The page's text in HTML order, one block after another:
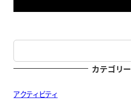
検
索
カテゴリー
アクティビティ